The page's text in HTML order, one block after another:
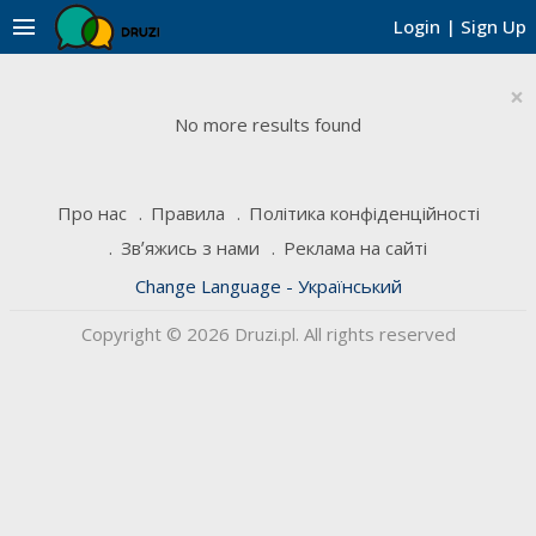
Login | Sign Up
menu
×
No more results found
Про нас Правила
Політика конфіденційності
Звʼяжись з нами
Реклама на сайті
Change Language - Український
Copyright © 2026 Druzi.pl. All rights reserved